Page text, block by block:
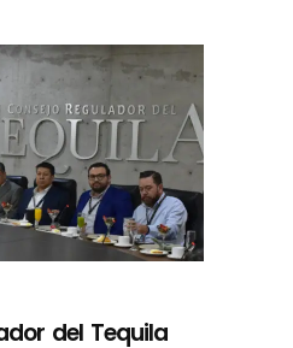
del Tequila